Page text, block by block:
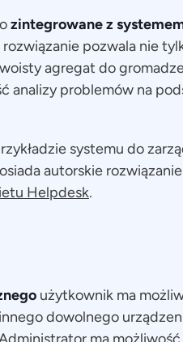
zintegrowane z
rozwiązanie pozwala nie
agregat do
analizy problemów na
systemu do
autorskie
Helpdesk.
użytkownik ma
dowolnego